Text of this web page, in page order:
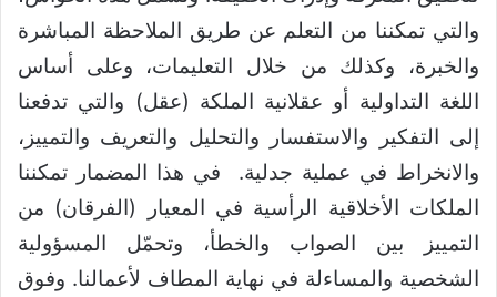
والتي تمكننا من التعلم عن طريق الملاحظة المباشرة
والخبرة، وكذلك من خلال التعليمات، وعلى أساس
اللغة التداولية أو عقلانية الملكة (عقل) والتي تدفعنا
إلى التفكير والاستفسار والتحليل والتعريف والتمييز،
والانخراط في عملية جدلية. في هذا المضمار تمكننا
الملكات الأخلاقية الرأسية في المعيار (الفرقان) من
التمييز بين الصواب والخطأ، وتحمّل المسؤولية
الشخصية والمساءلة في نهاية المطاف لأعمالنا. وفوق